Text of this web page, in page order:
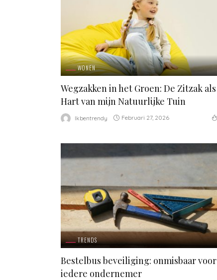
WONEN
Wegzakken in het Groen: De Zitzak als
Hart van mijn Natuurlijke Tuin
Ikbentrendy Februari 27, 2026
TRENDS
Bestelbus beveiliging: onmisbaar voor
iedere ondernemer